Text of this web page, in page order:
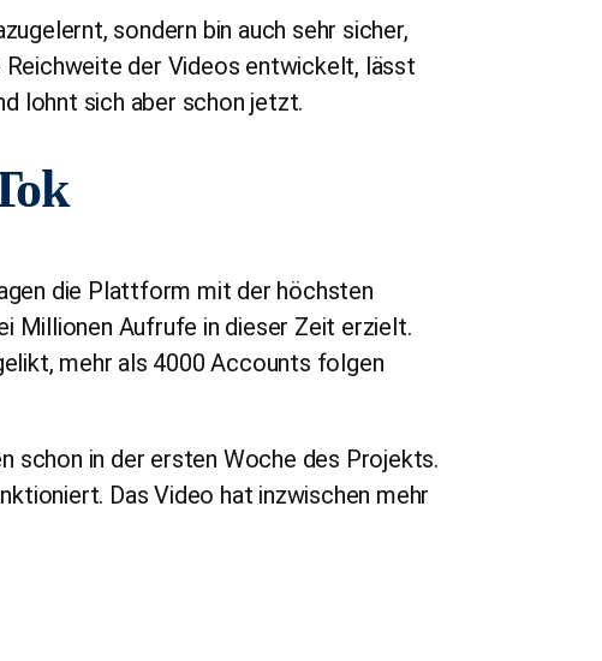
sondern bin auch sehr sicher,
Reichweite der Videos entwickelt, lässt
lohnt sich aber schon jetzt.
die Plattform mit der höchsten
Millionen Aufrufe in dieser Zeit erzielt.
mehr als 4000 Accounts folgen
schon in der ersten Woche des Projekts.
Das Video hat inzwischen mehr